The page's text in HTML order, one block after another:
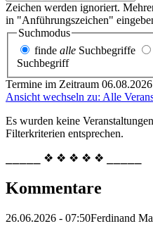
Zeichen werden ignoriert.
in "Anführungszeichen"
Suchmodus
finde alle Suchbegriffe
Suchbegriff
Termine im Zeitraum
Ansicht wechseln zu: Alle
Es wurden keine
Filterkriterien entsprechen.
⎯⎯⎯⎯⎯ ❖ ❖ ❖ ❖ ❖ ⎯⎯⎯⎯⎯
Kommentare
26.06.2026 - 07:50Ferdinand